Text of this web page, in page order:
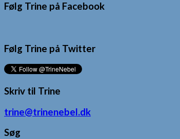
Følg Trine på Facebook
Følg Trine på Twitter
Skriv til Trine
trine@trinenebel.dk
Søg